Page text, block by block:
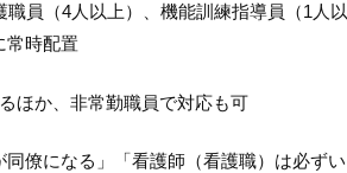
員（4人以上）、機能訓練指導員（1人以
常時配置
ほか、非常勤職員で対応も可
僚になる」「看護師（看護職）は必ずい